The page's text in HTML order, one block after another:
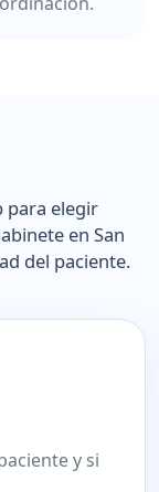
para elegir
en San
del paciente.
y si